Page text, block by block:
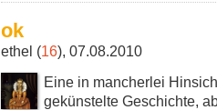
ok
ethel (16), 07.08.2010
Eine in mancherlei
gekünstelte Geschichte,